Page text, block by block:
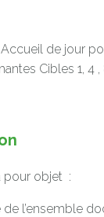
de jour
Cibles 1, 4
pour objet :
l’ensemble